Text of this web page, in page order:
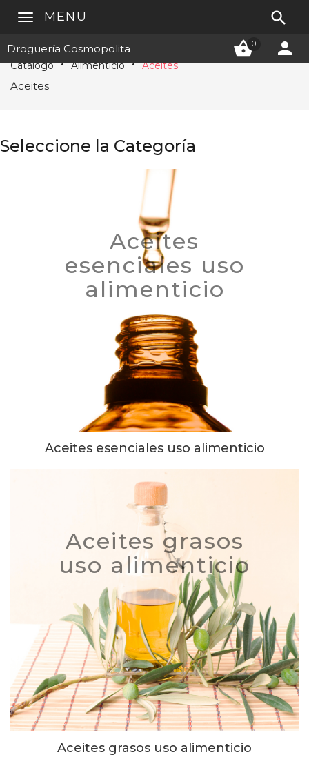
Droguería Cosmopolita 0 
MENU 
Catálogo Alimenticio Aceites
Aceites
Seleccione la Categoría
Aceites
esenciales uso
alimenticio
Aceites esenciales uso alimenticio
Aceites grasos
uso alimenticio
Aceites grasos uso alimenticio